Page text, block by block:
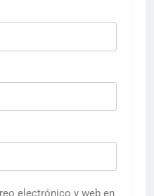
electrónico y web en